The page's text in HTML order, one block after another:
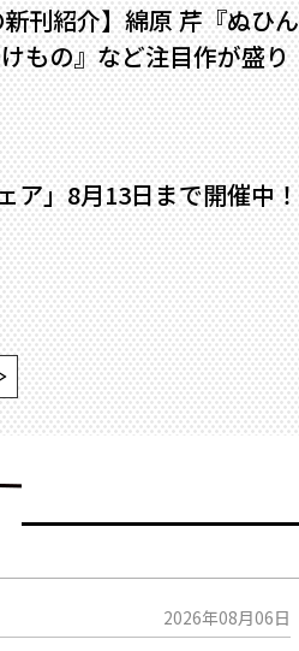
刊紹介】綿原 芹『ぬひん
もの』など注目作が盛り
ア」8月13日まで開催中！
2026年08月06日